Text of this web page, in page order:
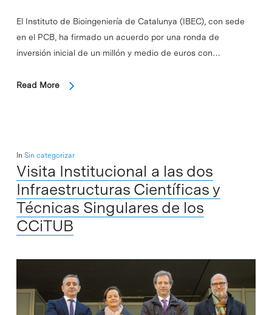
El Instituto de Bioingeniería de Catalunya (IBEC), con sede
en el PCB, ha firmado un acuerdo por una ronda de
inversión inicial de un millón y medio de euros con…
Read More
In Sin categorizar
Visita Institucional a las dos
Infraestructuras Científicas y
Técnicas Singulares de los
CCiTUB